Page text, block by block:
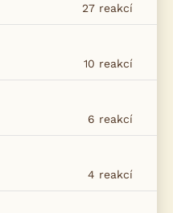
27 reakcí
10 reakcí
6 reakcí
4 reakcí